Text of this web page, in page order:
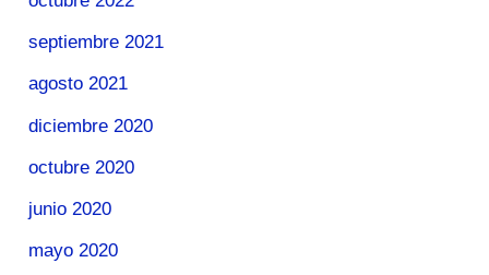
septiembre 2021
agosto 2021
diciembre 2020
octubre 2020
junio 2020
mayo 2020